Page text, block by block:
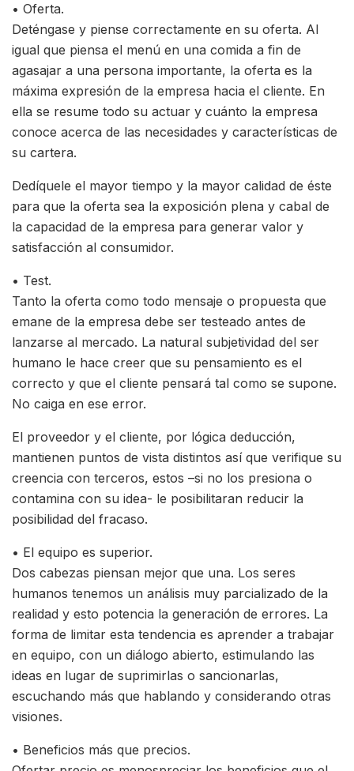
• Oferta.
Deténgase y piense correctamente en su oferta. Al
igual que piensa el menú en una comida a fin de
agasajar a una persona importante, la oferta es la
máxima expresión de la empresa hacia el cliente. En
ella se resume todo su actuar y cuánto la empresa
conoce acerca de las necesidades y características de
su cartera.
Dedíquele el mayor tiempo y la mayor calidad de éste
para que la oferta sea la exposición plena y cabal de
la capacidad de la empresa para generar valor y
satisfacción al consumidor.
• Test.
Tanto la oferta como todo mensaje o propuesta que
emane de la empresa debe ser testeado antes de
lanzarse al mercado. La natural subjetividad del ser
humano le hace creer que su pensamiento es el
correcto y que el cliente pensará tal como se supone.
No caiga en ese error.
El proveedor y el cliente, por lógica deducción,
mantienen puntos de vista distintos así que verifique su
creencia con terceros, estos –si no los presiona o
contamina con su idea- le posibilitaran reducir la
posibilidad del fracaso.
• El equipo es superior.
Dos cabezas piensan mejor que una. Los seres
humanos tenemos un análisis muy parcializado de la
realidad y esto potencia la generación de errores. La
forma de limitar esta tendencia es aprender a trabajar
en equipo, con un diálogo abierto, estimulando las
ideas en lugar de suprimirlas o sancionarlas,
escuchando más que hablando y considerando otras
visiones.
• Beneficios más que precios.